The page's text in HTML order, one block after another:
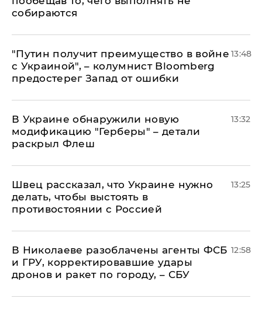
собираются
"Путин получит преимущество в войне
с Украиной", – колумнист Bloomberg
предостерег Запад от ошибки
13:48
В Украине обнаружили новую
модификацию "Герберы" – детали
раскрыл Флеш
13:32
Швец рассказал, что Украине нужно
делать, чтобы выстоять в
противостоянии с Россией
13:25
В Николаеве разоблачены агенты ФСБ
и ГРУ, корректировавшие удары
дронов и ракет по городу, – СБУ
12:58